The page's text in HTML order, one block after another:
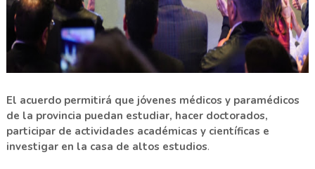
El acuerdo permitirá que jóvenes médicos y paramédicos
de la provincia puedan estudiar, hacer doctorados,
participar de actividades académicas y científicas e
investigar en la casa de altos estudios.